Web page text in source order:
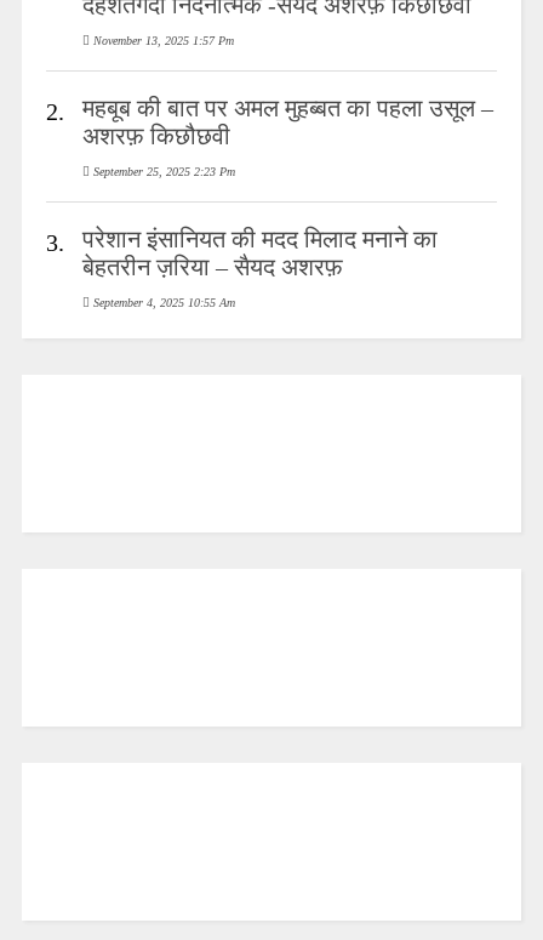
November 13, 2025 1:57 Pm
2.
महबूब की बात पर अमल मुहब्बत का पहला उसूल –
अशरफ़ किछौछवी
September 25, 2025 2:23 Pm
3.
परेशान इंसानियत की मदद मिलाद मनाने का
बेहतरीन ज़रिया – सैयद अशरफ़
September 4, 2025 10:55 Am